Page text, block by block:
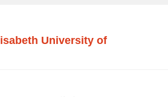
University of